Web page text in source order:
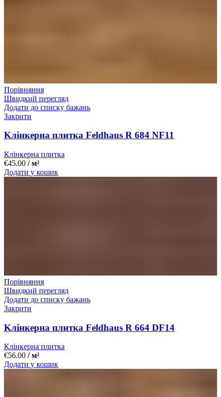
Порівняння
Швидкий перегляд
Додати до списку бажань
Закрити
Kлінкерна плитка Feldhaus R 684 NF11
Клінкерна плитка
€45.00 / м²
Додати у кошик
Порівняння
Швидкий перегляд
Додати до списку бажань
Закрити
Kлінкерна плитка Feldhaus R 664 DF14
Клінкерна плитка
€56.00 / м²
Додати у кошик